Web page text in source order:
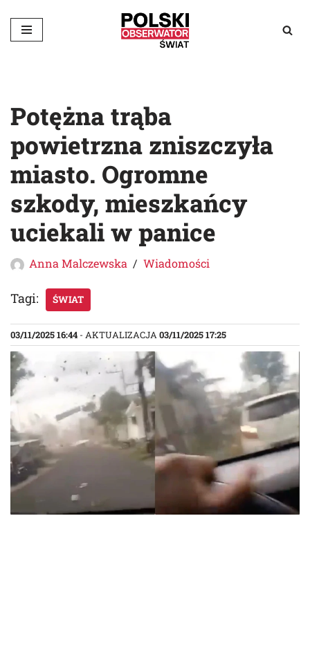
Przejdź
Potężna trąba
powietrzna zniszczyła
miasto. Ogromne
szkody, mieszkańcy
uciekali w panice
Anna Malczewska Wiadomości
Tagi: ŚWIAT
03/11/2025 16:44 - AKTUALIZACJA03/11/2025 17:25